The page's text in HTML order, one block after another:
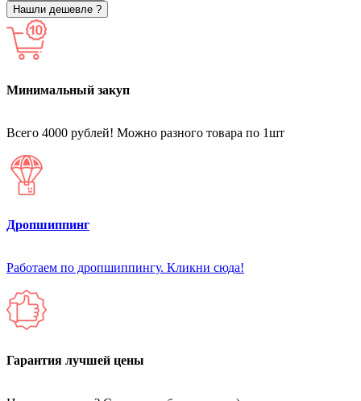
Нашли дешевле ?
Минимальный закуп
Всего 4000 рублей! Можно разного товара по 1шт
Дропшиппинг
Работаем по дропшиппингу. Кликни сюда!
Гарантия лучшей цены